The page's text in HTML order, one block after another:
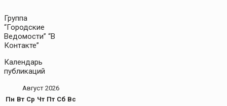
Группа
“Городские
Ведомости” “В
Контакте”
Календарь
публикаций
Август 2026
Пн Вт Ср Чт Пт Сб Вс